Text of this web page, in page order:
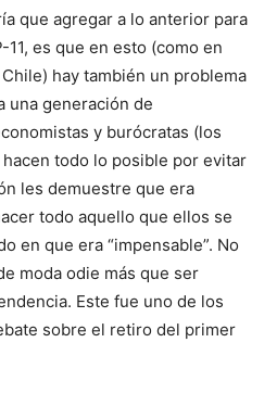
que agregar a lo anterior para
es que en esto (como en
hay también un problema
una generación de
y burócratas (los
todo lo posible por evitar
les demuestre que era
todo aquello que ellos se
en que era “impensable”. No
moda odie más que ser
Este fue uno de los
sobre el retiro del primer